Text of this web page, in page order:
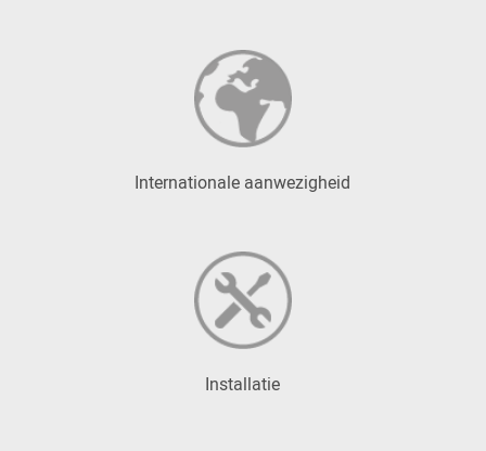
Internationale aanwezigheid
Installatie